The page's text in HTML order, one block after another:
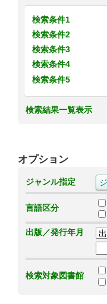
検索条件1
検索条件2
検索条件3
検索条件4
検索条件5
検索結果一覧表示
オプション
ジャンル指定
言語区分
出版／発行年月
検索対象図書館